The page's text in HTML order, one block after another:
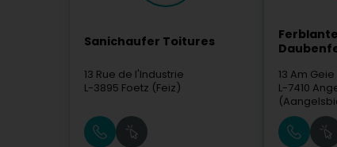
Sanichaufer Toitures
13 Rue de l'Industrie
L-3895 Foetz (Feiz)
13 Am
L-7410